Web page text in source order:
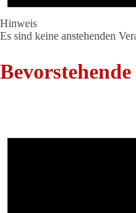
Hinweis
Es sind keine anstehenden